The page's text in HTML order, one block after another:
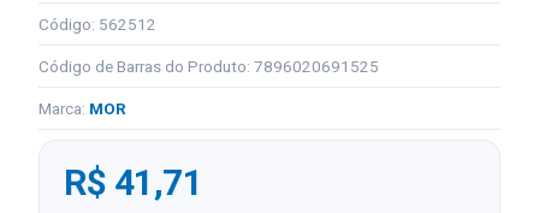
Código: 562512
Código de Barras do Produto: 7896020691525
Marca: MOR
R$ 41,71